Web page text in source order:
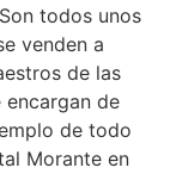
todos unos
venden a
de las
encargan de
de todo
Morante en